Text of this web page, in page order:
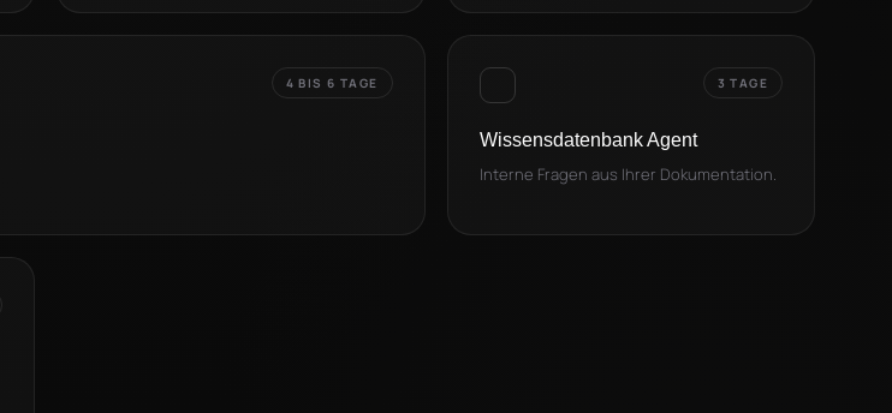
4 BIS 6 TAGE 3 TAGE
Wissensdatenbank Agent
Interne Fragen aus Ihrer Dokumentation.